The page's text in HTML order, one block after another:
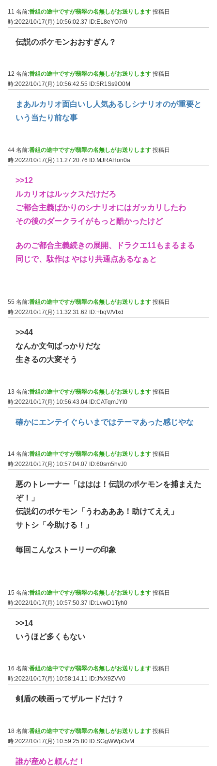
11 名前:番組の途中ですが翡翠の名無しがお送りします 投稿日
時:2022/10/17(月) 10:56:02.37 ID:EL8eYO7r0
伝説のポケモンおおすぎん？
12 名前:番組の途中ですが翡翠の名無しがお送りします 投稿日
時:2022/10/17(月) 10:56:42.55
ID:5R1Ss9O0M
まあルカリオ面白いし人気あるしシナリオのが重要と
いう当たり前な事
44 名前:番組の途中ですが翡翠の名無しがお送りします 投稿日
時:2022/10/17(月) 11:27:20.76 ID:MJRAHon0a
>>12
ルカリオはルックスだけだろ
ご都合主義ばかりのシナリオにはガッカリしたわ
その後のダークライがもっと酷かったけど
あのご都合主義続きの展開、ドラクエ11もまるまる
同じで、駄作は やはり共通点あるなぁと
55 名前:番組の途中ですが翡翠の名無しがお送りします 投稿日
時:2022/10/17(月) 11:32:31.62
ID:+bqV/Vtxd
>>44
なんか文句ばっかりだな
生きるの大変そう
13 名前:番組の途中ですが翡翠の名無しがお送りします 投稿日
時:2022/10/17(月) 10:56:43.04 ID:CATqmJYl0
確かにエンテイぐらいまではテーマあった感じやな
14 名前:番組の途中ですが翡翠の名無しがお送りします 投稿日
時:2022/10/17(月) 10:57:04.07
ID:60sm5hvJ0
悪のトレーナー「ははは！伝説のポケモンを捕まえた
ぞ！」
伝説幻のポケモン「うわあああ！助けてええ」
サトシ「今助ける！」
毎回こんなストーリーの印象
15 名前:番組の途中ですが翡翠の名無しがお送りします 投稿日
時:2022/10/17(月) 10:57:50.37 ID:LvwD1Tyh0
>>14
いうほど多くもない
16 名前:番組の途中ですが翡翠の名無しがお送りします 投稿日
時:2022/10/17(月) 10:58:14.11
ID:JfxX9ZVV0
剣盾の映画ってザルードだけ？
18 名前:番組の途中ですが翡翠の名無しがお送りします 投稿日
時:2022/10/17(月) 10:59:25.80 ID:SGgWWpOvM
誰が産めと頼んだ！